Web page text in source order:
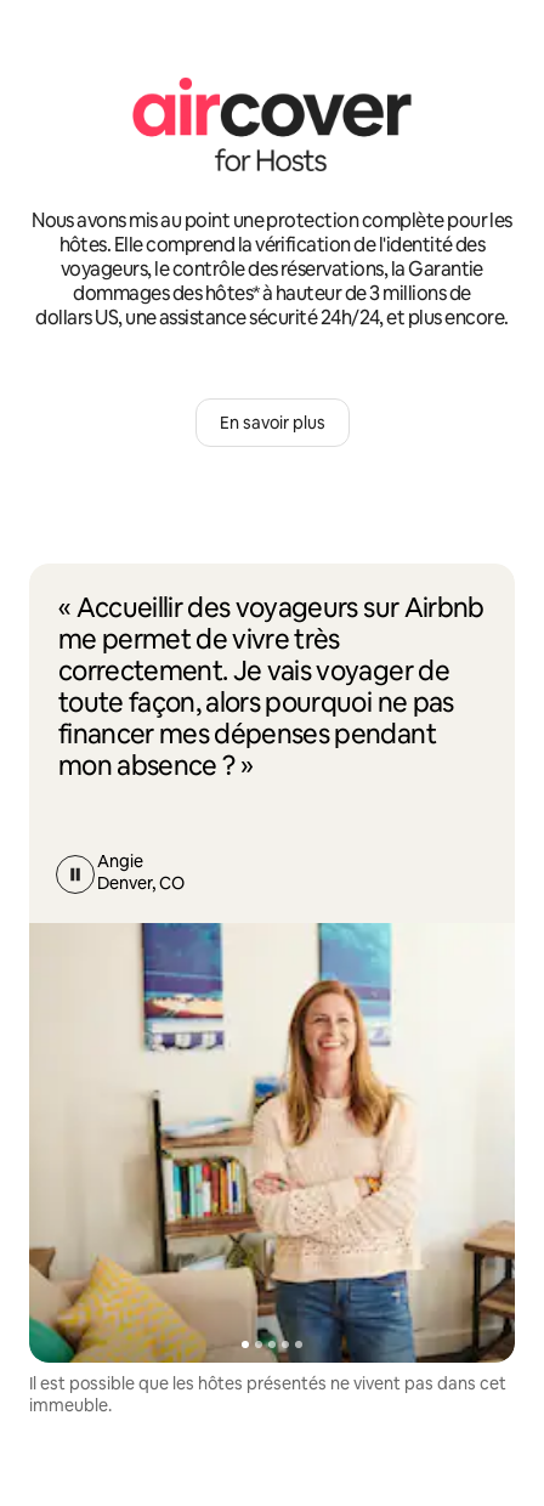
Nous avons mis au point une protection complète pour les
hôtes. Elle comprend la vérification de l'identité des
voyageurs, le contrôle des réservations, la Garantie
dommages des hôtes* à hauteur de 3 millions de
dollars US, une assistance sécurité 24h/24, et plus encore.
En savoir plus
« Accueillir des voyageurs sur Airbnb
me permet de vivre très
correctement. Je vais voyager de
toute façon, alors pourquoi ne pas
financer mes dépenses pendant
mon absence ? »
Angie
Denver, CO
Il est possible que les hôtes présentés ne vivent pas dans cet
immeuble.